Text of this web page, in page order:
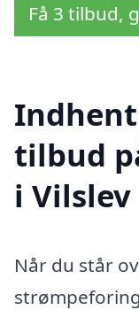
Få 3 tilbud,
tilbud
i Vilslev
Når du står